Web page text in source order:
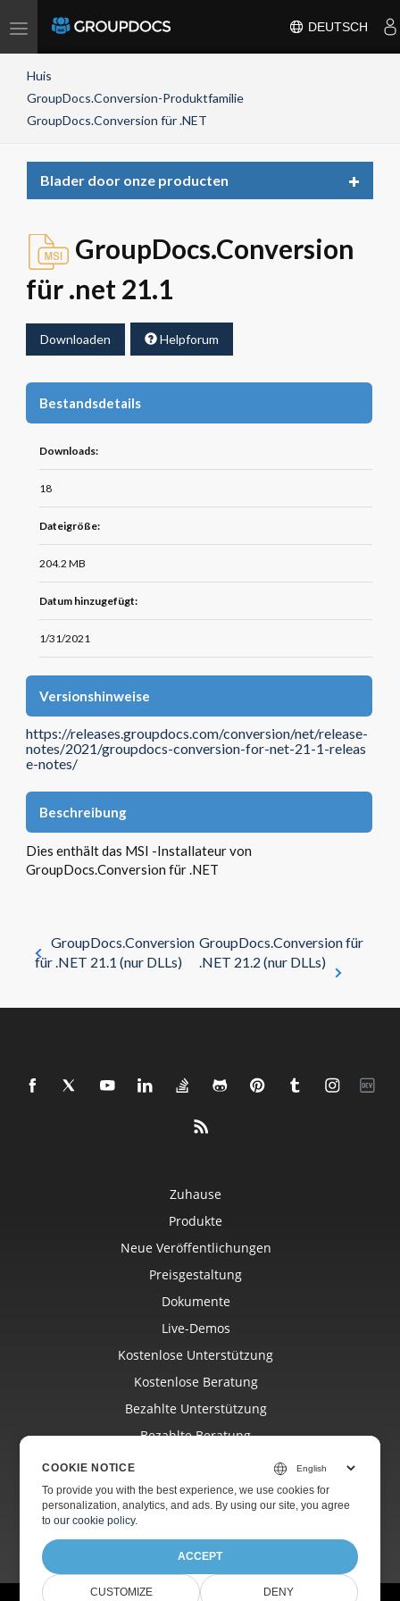
Toggle
DEUTSCH
Huis
GroupDocs.Conversion-Produktfamilie
GroupDocs.Conversion für .NET
Blader door onze producten
Toggle
GroupDocs.Conversion
für .net 21.1
Downloaden Helpforum
Bestandsdetails
Downloads:
18
Dateigröße:
204.2 MB
Datum hinzugefügt:
1/31/2021
Versionshinweise
https://releases.groupdocs.com/conversion/net/release-
notes/2021/groupdocs-conversion-for-net-21-1-releas
e-notes/
Beschreibung
Dies enthält das MSI -Installateur von
GroupDocs.Conversion für .NET
GroupDocs.Conversion
für .NET 21.1 (nur DLLs)
GroupDocs.Conversion für
.NET 21.2 (nur DLLs)
Zuhause
Produkte
Neue Veröffentlichungen
Preisgestaltung
Dokumente
Live-Demos
Kostenlose Unterstützung
Kostenlose Beratung
Bezahlte Unterstützung
Bezahlte Beratung
Webseiten
COOKIE NOTICE
To provide you with the best experience, we use cookies for
personalization, analytics, and ads. By using our site, you agree
toour cookie policy.
ACCEPT
CUSTOMIZE DENY